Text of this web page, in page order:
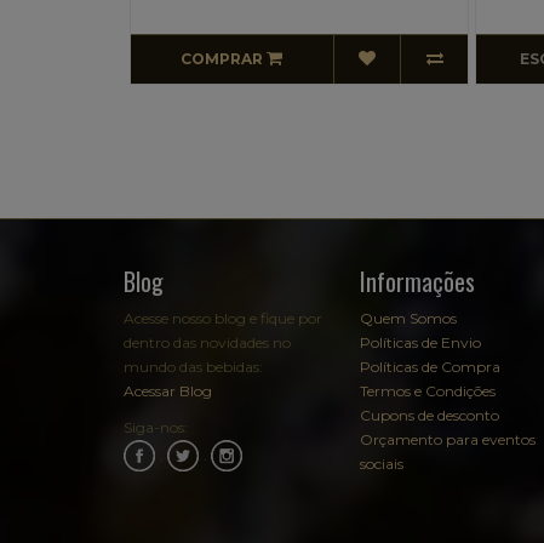
ESGOTADO
Blog
Acesse nosso blog e fique por
dentro das novidades no
mundo das bebidas:
Acessar Blog
Siga-nos:
Informações
Quem Somos
Políticas de Envio
Políticas de Compra
Termos e Condições
Cupons de desconto
Orçamento para eventos
sociais